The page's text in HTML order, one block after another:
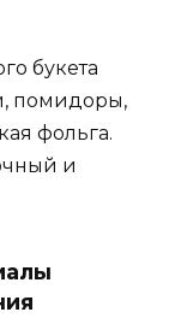
букета
помидоры,
фольга.
и